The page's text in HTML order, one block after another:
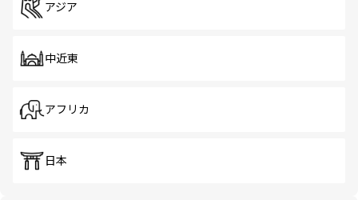
アジア
中近東
アフリカ
日本